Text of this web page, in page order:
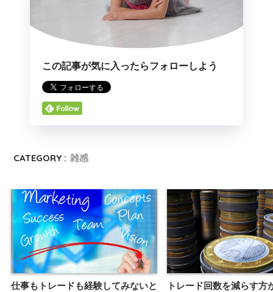
この記事が気に入ったらフォローしよう
CATEGORY : 雑感
仕事もトレードも経験してみないと
トレード回数を減らす方